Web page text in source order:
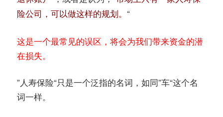
险公司，可以做这样的规划。 “
这是一个最常见的误区，将会为我们带来资金的潜
在损失。
”人寿保险“只是一个泛指的名词，如同”车“这个名
词一样。